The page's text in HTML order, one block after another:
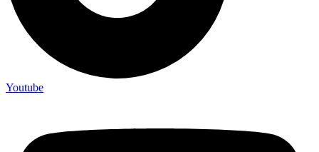
Youtube